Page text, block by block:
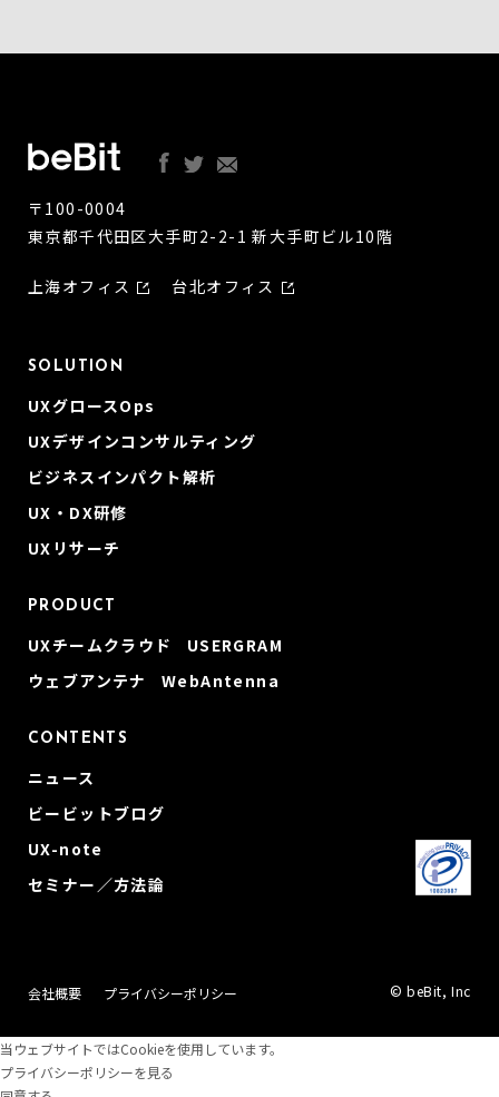
〒100-0004
東京都千代田区大手町2-2-1 新大手町ビル10階
上海オフィス 台北オフィス
SOLUTION
UXグロースOps
UXデザインコンサルティング
ビジネスインパクト解析
UX・DX研修
UXリサーチ
PRODUCT
UXチームクラウド USERGRAM
ウェブアンテナ WebAntenna
CONTENTS
ニュース
ビービットブログ
UX-note
セミナー／方法論
会社概要 プライバシーポリシー © beBit, Inc
当ウェブサイトではCookieを使用しています。
プライバシーポリシーを見る